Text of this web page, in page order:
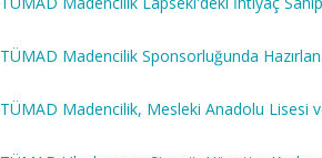
TÜMAD Madencilik Sponsorluğunda
TÜMAD Madencilik, Mesleki Anadolu Lisesi